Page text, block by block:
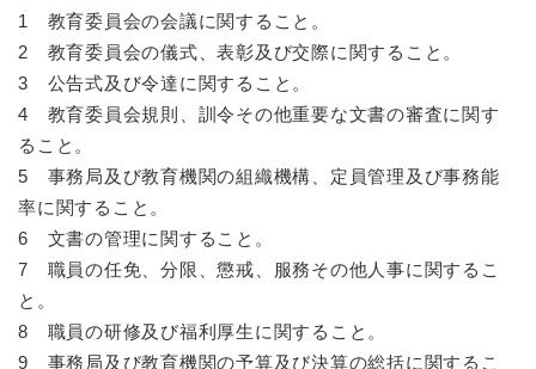
1 教育委員会の会議に関すること。
2 教育委員会の儀式、表彰及び交際に関すること。
3 公告式及び令達に関すること。
4 教育委員会規則、訓令その他重要な文書の審査に関す
ること。
5 事務局及び教育機関の組織機構、定員管理及び事務能
率に関すること。
6 文書の管理に関すること。
7 職員の任免、分限、懲戒、服務その他人事に関するこ
と。
8 職員の研修及び福利厚生に関すること。
9 事務局及び教育機関の予算及び決算の総括に関するこ